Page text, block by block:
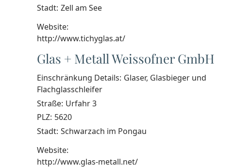
Stadt: Zell am See
Website:
http://www.tichyglas.at/
Glas + Metall Weissofner GmbH
Einschränkung Details: Glaser, Glasbieger und
Flachglasschleifer
Straße: Urfahr 3
PLZ: 5620
Stadt: Schwarzach im Pongau
Website:
http://www.glas-metall.net/